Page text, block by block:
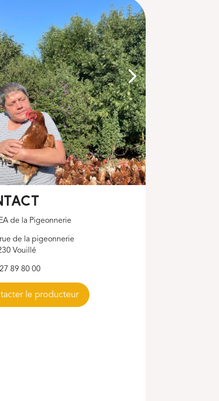
de la Pigeonnerie
de la pigeonnerie
Vouillé
89 80 00
le producteur